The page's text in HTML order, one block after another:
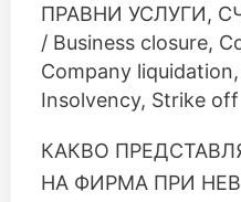
ПРАВНИ УСЛУГИ,
/ Business closure,
Company liquidation,
Insolvency, Strike off
КАКВО
НА ФИРМА ПРИ